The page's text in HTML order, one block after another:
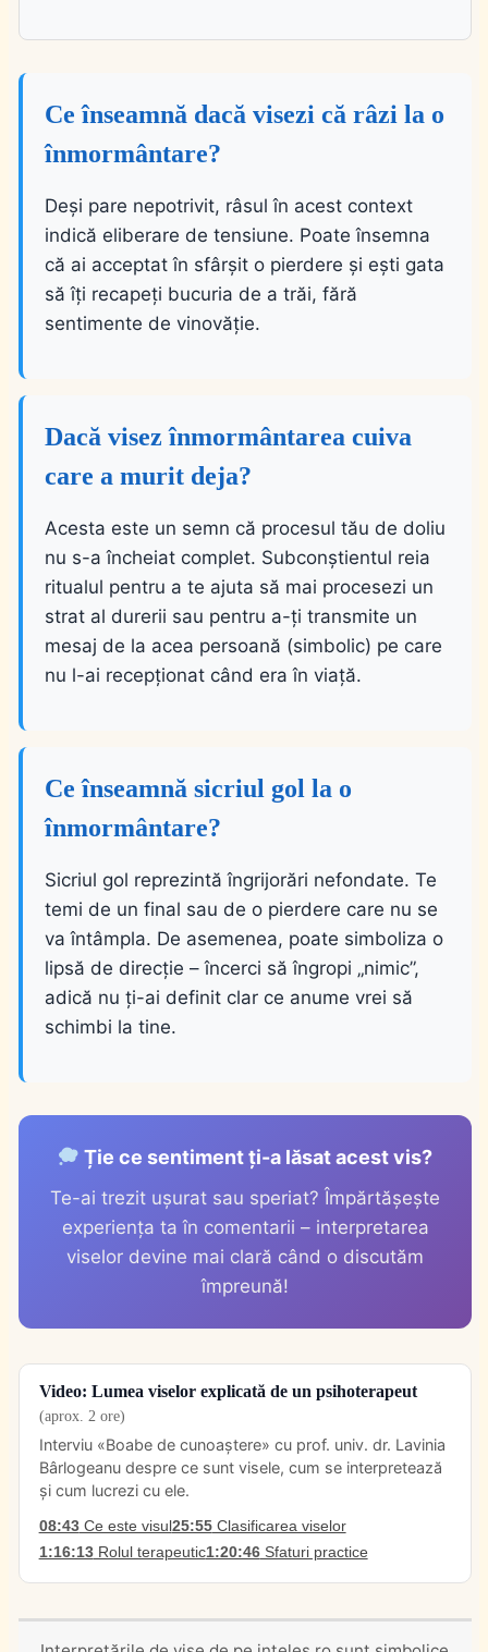
Ce înseamnă dacă visezi că râzi la o
înmormântare?
Deși pare nepotrivit, râsul în acest context
indică eliberare de tensiune. Poate însemna
că ai acceptat în sfârșit o pierdere și ești gata
să îți recapeți bucuria de a trăi, fără
sentimente de vinovăție.
Dacă visez înmormântarea cuiva
care a murit deja?
Acesta este un semn că procesul tău de doliu
nu s-a încheiat complet. Subconștientul reia
ritualul pentru a te ajuta să mai procesezi un
strat al durerii sau pentru a-ți transmite un
mesaj de la acea persoană (simbolic) pe care
nu l-ai recepționat când era în viață.
Ce înseamnă sicriul gol la o
înmormântare?
Sicriul gol reprezintă îngrijorări nefondate. Te
temi de un final sau de o pierdere care nu se
va întâmpla. De asemenea, poate simboliza o
lipsă de direcție – încerci să îngropi „nimic”,
adică nu ți-ai definit clar ce anume vrei să
schimbi la tine.
Ție ce sentiment ți-a lăsat acest vis?
Te-ai trezit ușurat sau speriat? Împărtășește
experiența ta în comentarii – interpretarea
viselor devine mai clară când o discutăm
împreună!
Video: Lumea viselor explicată de un psihoterapeut
(aprox. 2 ore)
Interviu «Boabe de cunoaștere» cu prof. univ. dr. Lavinia
Bârlogeanu despre ce sunt visele, cum se interpretează
și cum lucrezi cu ele.
08:43Ce este visul 25:55Clasificarea viselor
1:16:13Rolul terapeutic1:20:46Sfaturi practice